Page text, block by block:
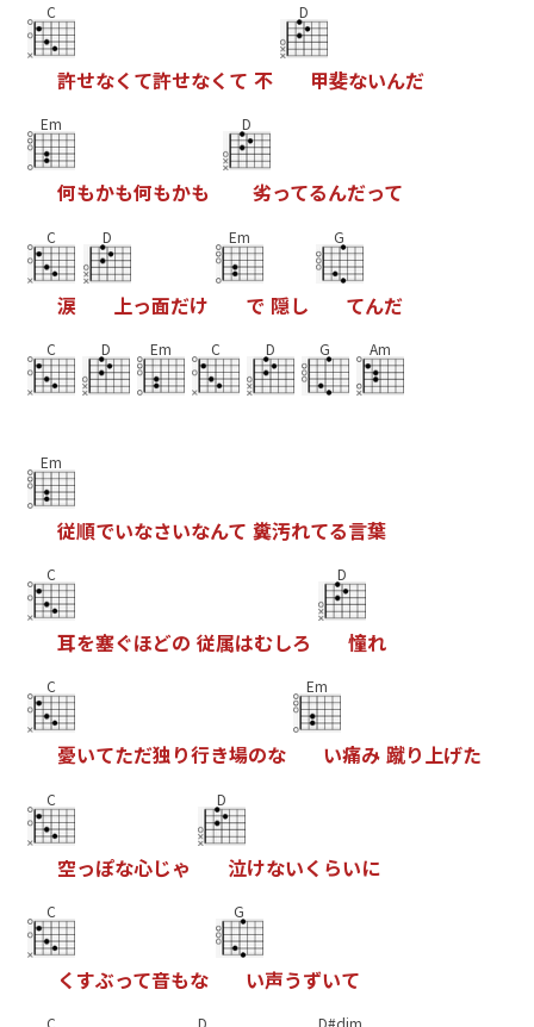
C
許せなく て許せなく て 不
D
甲斐ないんだ
Em
何もかも何もかも
D
劣ってるんだって
C
涙
D
上っ面だけ
Em
で 隠し
G
てんだ
C D Em C D G Am
Em
従順でいなさいなんて 糞汚れてる言葉
C
耳を塞ぐほどの 従属はむしろ
D
憧れ
C
憂いてただ独り行き場のな
Em
い痛み 蹴り上げた
C
空っぽな心じゃ
D
泣けないく らいに
C
く すぶって音もな
G
い声うずいて